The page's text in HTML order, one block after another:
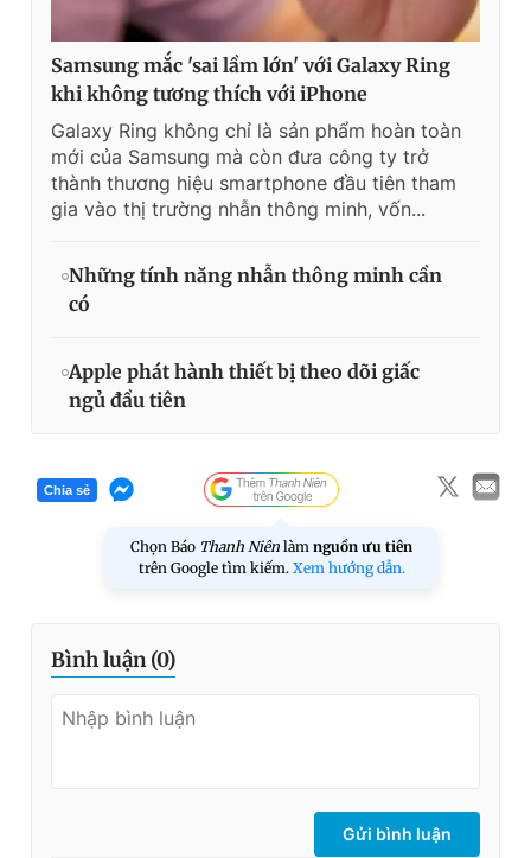
Samsung mắc 'sai lầm lớn' với Galaxy Ring
khi không tương thích với iPhone
Galaxy Ring không chỉ là sản phẩm hoàn toàn
mới của Samsung mà còn đưa công ty trở
thành thương hiệu smartphone đầu tiên tham
gia vào thị trường nhẫn thông minh, vốn...
Những tính năng nhẫn thông minh cần
có
Apple phát hành thiết bị theo dõi giấc
ngủ đầu tiên
Chia sẻ
Chọn Báo Thanh Niên làm nguồn ưu tiên
trên Google tìm kiếm. Xem hướng dẫn.
Bình luận (0)
Gửi bình luận